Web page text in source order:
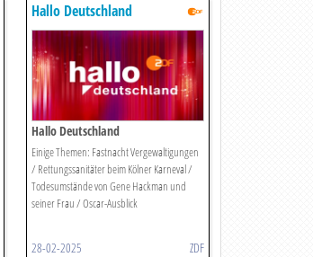
Hallo Deutschland
Hallo Deutschland
Einige Themen: Fastnacht Vergewaltigungen
/ Rettungssanitäter beim Kölner Karneval /
Todesumstände von Gene Hackman und
seiner Frau / Oscar-Ausblick
28-02-2025 ZDF